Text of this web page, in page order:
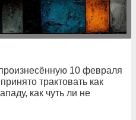
10 февраля
трактовать как
как чуть ли не